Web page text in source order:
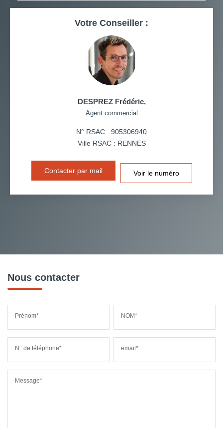
Votre Conseiller :
DESPREZ Frédéric,
Agent commercial
N° RSAC : 905306940
Ville RSAC : RENNES
Contacter par mail Voir le numéro
Nous contacter
Prénom* NOM*
N° de téléphone* email*
Message*